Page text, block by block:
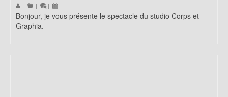
| | |
Bonjour, je vous présente le spectacle du studio Corps et
Graphia.